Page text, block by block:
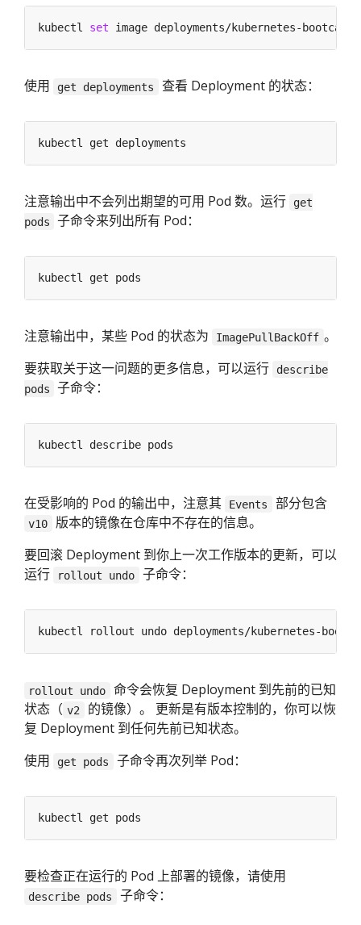
kubectl set image deployments/kubernetes-bootcamp
使用 get deployments 查看 Deployment 的状态：
注意输出中不会列出期望的可用 Pod 数。运行
get
pods
子命令来列出所有 Pod：
注意输出中，某些 Pod 的状态为 ImagePullBackOff 。
要获取关于这一问题的更多信息，可以运行
describe
pods
子命令：
在受影响的 Pod 的输出中，注意其 Events 部分包含
v10
版本的镜像在仓库中不存在的信息。
要回滚 Deployment 到你上一次工作版本的更新，可以
运行
rollout undo 子命令：
rollout undo
命令会恢复 Deployment 到先前的已知
状态（ v2
的镜像）。 更新是有版本控制的，你可以恢
复 Deployment 到任何先前已知状态。
使用
get pods 子命令再次列举 Pod：
要检查正在运行的 Pod 上部署的镜像，请使用
describe pods 子命令：